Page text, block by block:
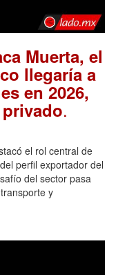
Muerta, el
llegaría a
en 2026,
.
el rol central de
perfil exportador del
del sector pasa
y